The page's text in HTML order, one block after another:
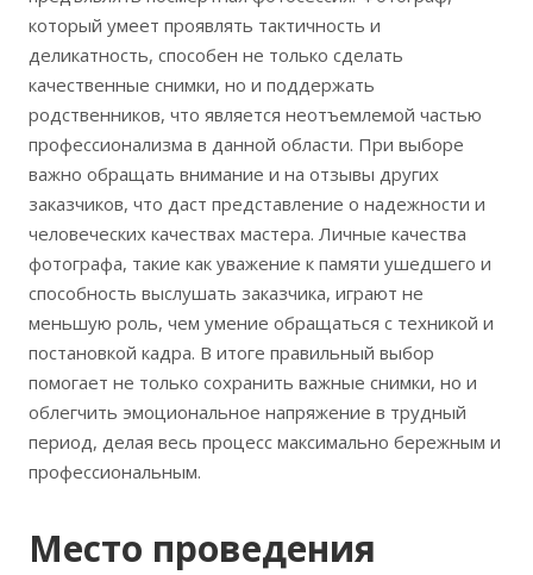
который умеет проявлять тактичность и
деликатность, способен не только сделать
качественные снимки, но и поддержать
родственников, что является неотъемлемой частью
профессионализма в данной области. При выборе
важно обращать внимание и на отзывы других
заказчиков, что даст представление о надежности и
человеческих качествах мастера. Личные качества
фотографа, такие как уважение к памяти ушедшего и
способность выслушать заказчика, играют не
меньшую роль, чем умение обращаться с техникой и
постановкой кадра. В итоге правильный выбор
помогает не только сохранить важные снимки, но и
облегчить эмоциональное напряжение в трудный
период, делая весь процесс максимально бережным и
профессиональным.
Место проведения